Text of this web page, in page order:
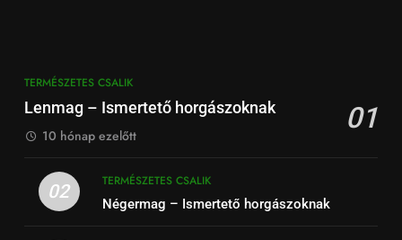
TERMÉSZETES CSALIK
Lenmag – Ismertető horgászoknak 01
10 hónap ezelőtt
02
TERMÉSZETES CSALIK
Négermag – Ismertető horgászoknak